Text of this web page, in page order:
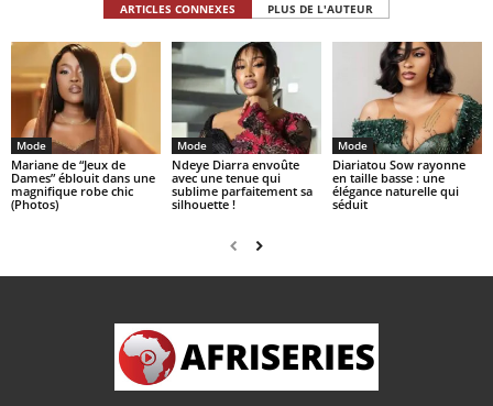
ARTICLES CONNEXES PLUS DE L'AUTEUR
Mode
Mariane de “Jeux de
Dames” éblouit dans une
magnifique robe chic
(Photos)
Mode
Ndeye Diarra envoûte
avec une tenue qui
sublime parfaitement sa
silhouette !
Mode
Diariatou Sow rayonne
en taille basse : une
élégance naturelle qui
séduit